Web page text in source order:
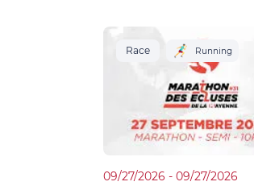
Race Running
09/27/2026 - 09/27/2026